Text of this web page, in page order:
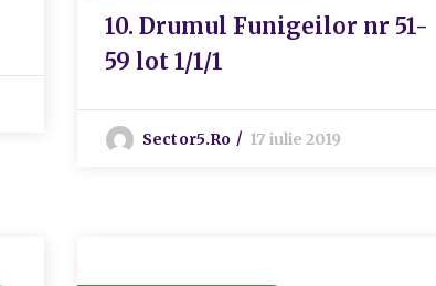
10. Drumul Funigeilor nr 51-
59 lot 1/1/1
Sector5.ro 17 iulie 2019